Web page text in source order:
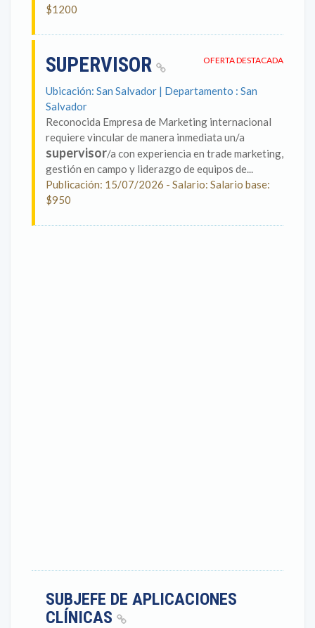
$1200
OFERTA DESTACADA
SUPERVISOR
Ubicación: San Salvador | Departamento : San
Salvador
Reconocida Empresa de Marketing internacional
requiere vincular de manera inmediata un/a
supervisor/a con experiencia en trade marketing,
gestión en campo y liderazgo de equipos de...
Publicación: 15/07/2026 - Salario: Salario base:
$950
SUBJEFE DE APLICACIONES
CLÍNICAS